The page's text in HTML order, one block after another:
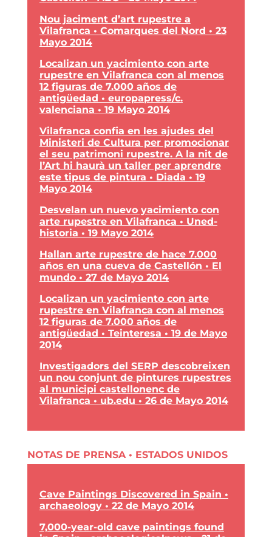
Nou jaciment d’art rupestre a
Vilafranca • Comarques del Nord • 23
Mayo 2014
Localizan un yacimiento con arte
rupestre en Vilafranca con al menos
12 figuras de 7.000 años de
antigüedad • europapress/c.
valenciana • 19 Mayo 2014
Vilafranca confia en les ajudes del
Ministeri de Cultura per promocionar
el seu patrimoni rupestre. A la nit de
l’Art hi haurà un taller per aprendre
este tipus de pintura • Diada • 19
Mayo 2014
Desvelan un nuevo yacimiento con
arte rupestre en Vilafranca • Uned-
historia • 19 Mayo 2014
Hallan arte rupestre de hace 7.000
años en una cueva de Castellón • El
mundo • 27 de Mayo 2014
Localizan un yacimiento con arte
rupestre en Vilafranca con al menos
12 figuras de 7.000 años de
antigüedad • Teinteresa • 19 de Mayo
2014
Investigadors del SERP descobreixen
un nou conjunt de pintures rupestres
al municipi castellonenc de
Vilafranca • ub.edu • 26 de Mayo 2014
NOTAS DE PRENSA • ESTADOS UNIDOS
Cave Paintings Discovered in Spain •
archaeology • 22 de Mayo 2014
7,000-year-old cave paintings found